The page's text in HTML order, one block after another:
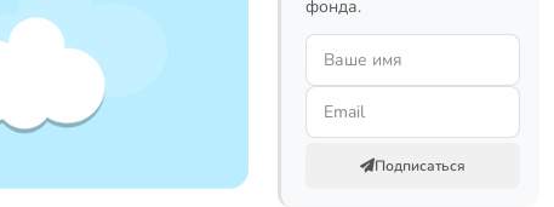
фонда.
Подписаться